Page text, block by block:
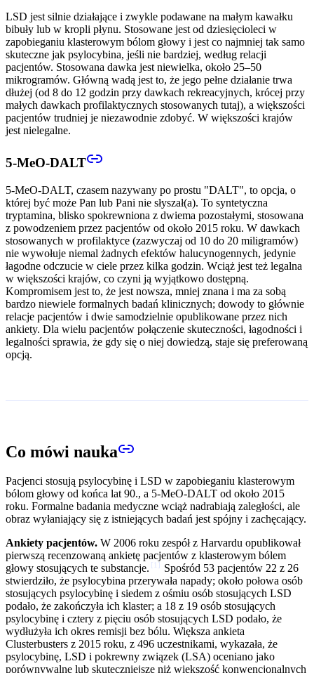
LSD jest silnie działające i zwykle podawane na małym kawałku
bibuły lub w kropli płynu. Stosowane jest od dziesięcioleci w
zapobieganiu klasterowym bólom głowy i jest co najmniej tak samo
skuteczne jak psylocybina, jeśli nie bardziej, według relacji
pacjentów. Stosowana dawka jest niewielka, około 25–50
mikrogramów. Główną wadą jest to, że jego pełne działanie trwa
dłużej (od 8 do 12 godzin przy dawkach rekreacyjnych, krócej przy
małych dawkach profilaktycznych stosowanych tutaj), a większości
pacjentów trudniej je niezawodnie zdobyć. W większości krajów
jest nielegalne.
5-MeO-DALT
5-MeO-DALT, czasem nazywany po prostu "DALT", to opcja, o
której być może Pan lub Pani nie słyszał(a). To syntetyczna
tryptamina, blisko spokrewniona z dwiema pozostałymi, stosowana
z powodzeniem przez pacjentów od około 2015 roku. W dawkach
stosowanych w profilaktyce (zazwyczaj od 10 do 20 miligramów)
nie wywołuje niemal żadnych efektów halucynogennych, jedynie
łagodne odczucie w ciele przez kilka godzin. Wciąż jest też legalna
w większości krajów, co czyni ją wyjątkowo dostępną.
Kompromisem jest to, że jest nowsza, mniej znana i ma za sobą
bardzo niewiele formalnych badań klinicznych; dowody to głównie
relacje pacjentów i dwie samodzielnie opublikowane przez nich
ankiety. Dla wielu pacjentów połączenie skuteczności, łagodności i
legalności sprawia, że gdy się o niej dowiedzą, staje się preferowaną
opcją.
Co mówi nauka
Pacjenci stosują psylocybinę i LSD w zapobieganiu klasterowym
bólom głowy od końca lat 90., a 5-MeO-DALT od około 2015
roku. Formalne badania medyczne wciąż nadrabiają zaległości, ale
obraz wyłaniający się z istniejących badań jest spójny i zachęcający.
Ankiety pacjentów. W 2006 roku zespół z Harvardu opublikował
pierwszą recenzowaną ankietę pacjentów z klasterowym bólem
głowy stosujących te substancje. [ 1 ] Spośród 53 pacjentów 22 z 26
stwierdziło, że psylocybina przerywała napady; około połowa osób
stosujących psylocybinę i siedem z ośmiu osób stosujących LSD
podało, że zakończyła ich klaster; a 18 z 19 osób stosujących
psylocybinę i cztery z pięciu osób stosujących LSD podało, że
wydłużyła ich okres remisji bez bólu. Większa ankieta
Clusterbusters z 2015 roku, z 496 uczestnikami, wykazała, że
psylocybinę, LSD i pokrewny związek (LSA) oceniano jako
porównywalne lub skuteczniejsze niż większość konwencjonalnych